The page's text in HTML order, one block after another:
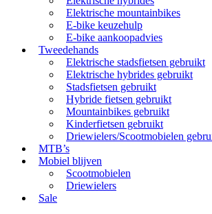
Elektrische mountainbikes
E-bike keuzehulp
E-bike aankoopadvies
Tweedehands
Elektrische stadsfietsen gebruikt
Elektrische hybrides gebruikt
Stadsfietsen gebruikt
Hybride fietsen gebruikt
Mountainbikes gebruikt
Kinderfietsen gebruikt
Driewielers/Scootmobielen
MTB’s
Mobiel blijven
Scootmobielen
Driewielers
Sale